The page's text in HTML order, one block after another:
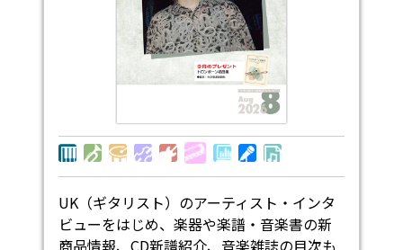
UK（ギタリスト）のアーティスト・インタ
ビューをはじめ、楽器や楽譜・音楽書の新